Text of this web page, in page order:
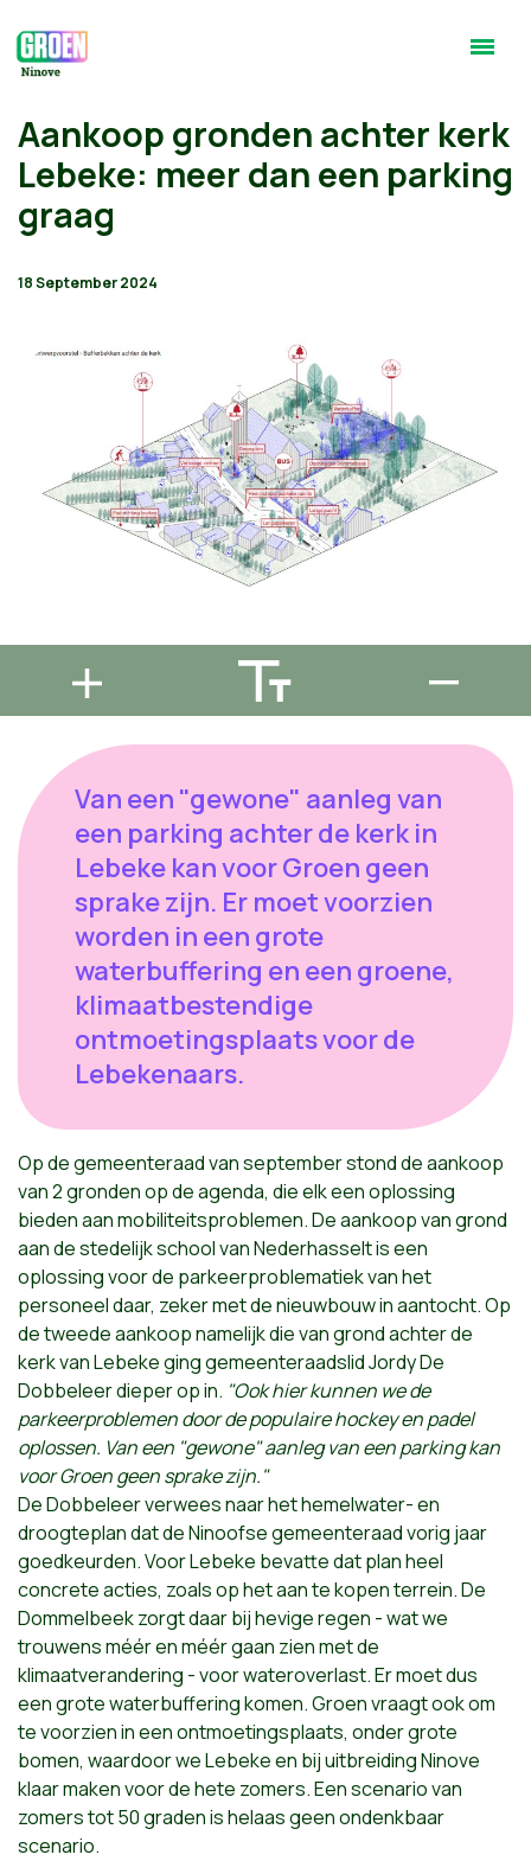
Aankoop gronden achter kerk
Lebeke: meer dan een parking
graag
18 September 2024
Van een "gewone" aanleg van
een parking achter de kerk in
Lebeke kan voor Groen geen
sprake zijn. Er moet voorzien
worden in een grote
waterbuffering en een groene,
klimaatbestendige
ontmoetingsplaats voor de
Lebekenaars.
Op de gemeenteraad van septemberstond de aankoop
van 2 gronden op de agenda, die elk een oplossing
bieden aan mobiliteitsproblemen. De aankoop van grond
aan de stedelijk school van Nederhasselt is een
oplossing voor de parkeerproblematiek van het
personeel daar, zeker met de nieuwbouw in aantocht. Op
de tweede aankoop namelijk die van grond achter de
kerk van Lebeke ging gemeenteraadslid Jordy De
Dobbeleer dieper op in. "Ook hier kunnen we de
parkeerproblemen door de populaire hockey en padel
oplossen. Van een "gewone" aanleg van een parking kan
voor Groen geen sprake zijn."
De Dobbeleer verwees naar het hemelwater- en
droogteplan dat de Ninoofse gemeenteraad vorig jaar
goedkeurden. Voor Lebeke bevatte dat plan heel
concrete acties, zoals op het aan te kopen terrein. De
Dommelbeek zorgt daar bij hevige regen - wat we
trouwens méér en méér gaan zien met de
klimaatverandering - voor wateroverlast. Er moet dus
een grote waterbuffering komen. Groen vraagt ook om
te voorzien in een ontmoetingsplaats, onder grote
bomen, waardoor we Lebeke en bij uitbreiding Ninove
klaar maken voor de hete zomers. Een scenario van
zomers tot 50 graden is helaas geen ondenkbaar
scenario.